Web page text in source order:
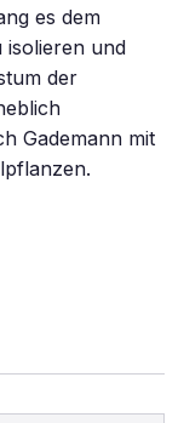
es dem
isolieren und
der
Gademann mit